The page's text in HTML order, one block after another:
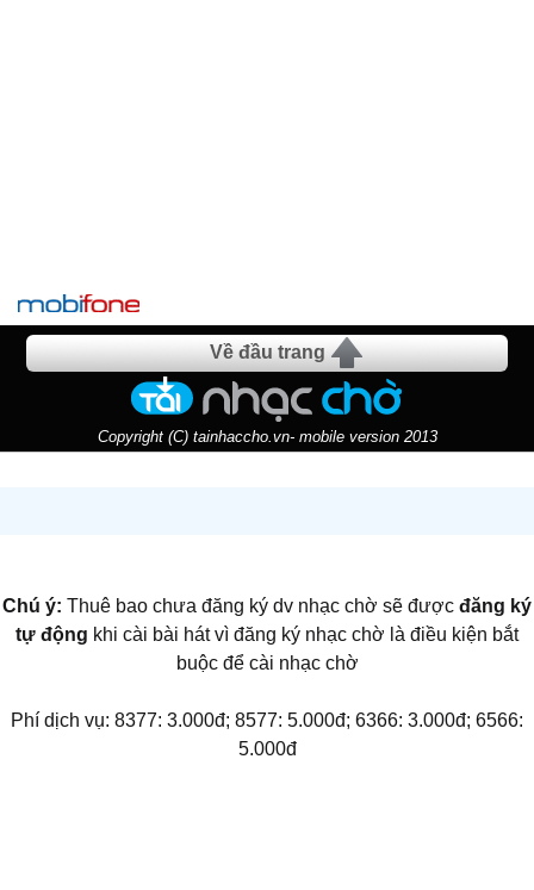
Về đầu trang
Copyright (C) tainhaccho.vn- mobile version 2013
Chú ý: Thuê bao chưa đăng ký dv nhạc chờ sẽ được đăng ký
tự động khi cài bài hát vì đăng ký nhạc chờ là điều kiện bắt
buộc để cài nhạc chờ
Phí dịch vụ: 8377: 3.000đ; 8577: 5.000đ; 6366: 3.000đ; 6566:
5.000đ